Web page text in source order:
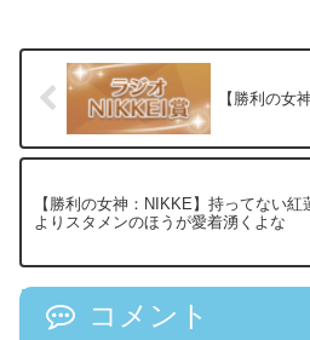
【勝利の女
【勝利の女神：NIKKE】持ってない紅
よりスタメンのほうが愛着湧くよな
コメント